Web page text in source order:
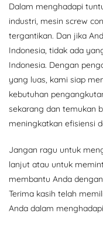
Dalam menghadapi
industri, mesin screw
tergantikan. Dan jika
Indonesia, tidak ada
Indonesia. Dengan
yang luas, kami siap
kebutuhan
sekarang dan temukan
meningkatkan efisiensi
Jangan ragu untuk
lanjut atau untuk
membantu Anda
Terima kasih telah
Anda dalam